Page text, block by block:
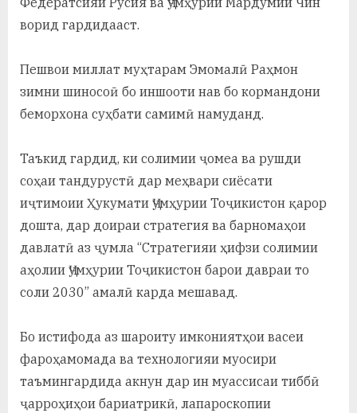
ворид гардидааст.
Пешвои миллат муҳтарам Эмомалӣ Раҳмон
зимни шиносоӣ бо иншооти нав бо кормандони
беморхона суҳбати самимӣ намуданд.
Таъкид гардид, ки солимии ҷомеа ва рушди
соҳаи тандурустӣ дар меҳвари сиёсати
иҷтимоии Ҳукумати Ҷумҳурии Тоҷикистон қарор
дошта, дар доираи стратегия ва барномаҳои
давлатӣ аз ҷумла “Стратегияи ҳифзи солимии
аҳолии Ҷумҳурии Тоҷикистон барои давраи то
соли 2030” амалӣ карда мешавад.
Бо истифода аз шароиту имкониятҳои васеи
фароҳамомада ва технологияи муосири
таъмингардида акнун дар ин муассисаи тиббӣ
ҷарроҳиҳои бариатрикӣ, лапароскопии